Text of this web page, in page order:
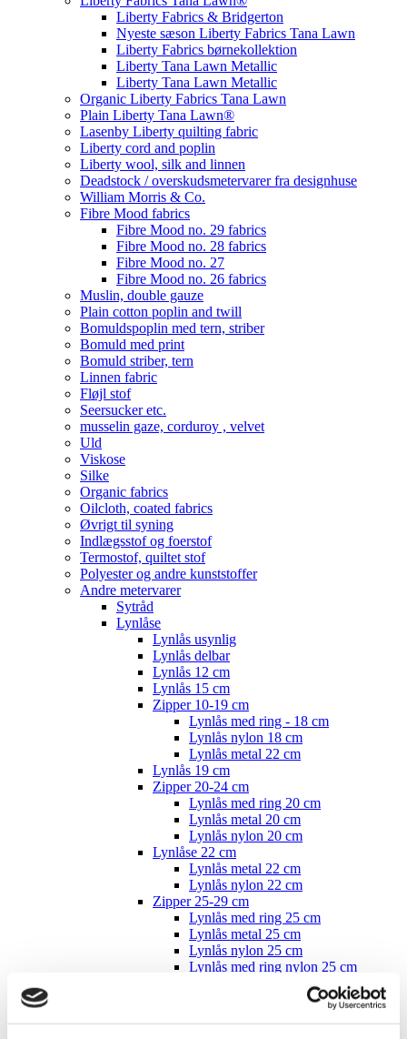
Liberty Fabrics & Bridgerton
Nyeste sæson Liberty Fabrics Tana Lawn
Liberty Fabrics børnekollektion
Liberty Tana Lawn Metallic
Liberty Tana Lawn Metallic
Organic Liberty Fabrics Tana Lawn
Plain Liberty Tana Lawn®
Lasenby Liberty quilting fabric
Liberty cord and poplin
Liberty wool, silk and linnen
Deadstock / overskudsmetervarer fra designhuse
William Morris & Co.
Fibre Mood fabrics
Fibre Mood no. 29 fabrics
Fibre Mood no. 28 fabrics
Fibre Mood no. 27
Fibre Mood no. 26 fabrics
Muslin, double gauze
Plain cotton poplin and twill
Bomuldspoplin med tern, striber
Bomuld med print
Bomuld striber, tern
Linnen fabric
Fløjl stof
Seersucker etc.
musselin gaze, corduroy , velvet
Uld
Viskose
Silke
Organic fabrics
Oilcloth, coated fabrics
Øvrigt til syning
Indlægsstof og foerstof
Termostof, quiltet stof
Polyester og andre kunststoffer
Andre metervarer
Sytråd
Lynlåse
Lynlås usynlig
Lynlås delbar
Lynlås 12 cm
Lynlås 15 cm
Zipper 10-19 cm
Lynlås med ring - 18 cm
Lynlås nylon 18 cm
Lynlås metal 22 cm
Lynlås 19 cm
Zipper 20-24 cm
Lynlås med ring 20 cm
Lynlås metal 20 cm
Lynlås nylon 20 cm
Lynlåse 22 cm
Lynlås metal 22 cm
Lynlås nylon 22 cm
Zipper 25-29 cm
Lynlås med ring 25 cm
Lynlås metal 25 cm
Lynlås nylon 25 cm
Lynlås med ring nylon 25 cm